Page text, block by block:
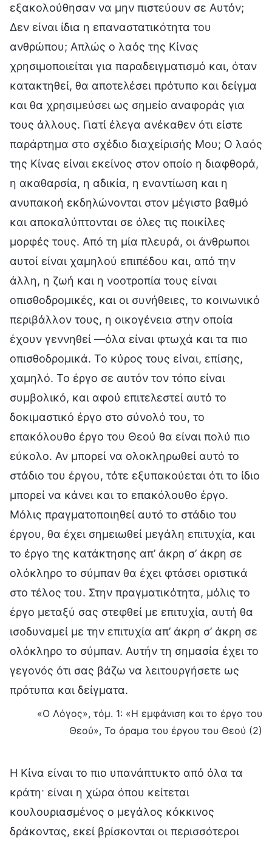
εξακολούθησαν να μην πιστεύουν σε Αυτόν;
Δεν είναι ίδια η επαναστατικότητα του
ανθρώπου; Απλώς ο λαός της Κίνας
χρησιμοποιείται για παραδειγματισμό και, όταν
κατακτηθεί, θα αποτελέσει πρότυπο και δείγμα
και θα χρησιμεύσει ως σημείο αναφοράς για
τους άλλους. Γιατί έλεγα ανέκαθεν ότι είστε
παράρτημα στο σχέδιο διαχείρισής Μου; Ο λαός
της Κίνας είναι εκείνος στον οποίο η διαφθορά,
η ακαθαρσία, η αδικία, η εναντίωση και η
ανυπακοή εκδηλώνονται στον μέγιστο βαθμό
και αποκαλύπτονται σε όλες τις ποικίλες
μορφές τους. Από τη μία πλευρά, οι άνθρωποι
αυτοί είναι χαμηλού επιπέδου και, από την
άλλη, η ζωή και η νοοτροπία τους είναι
οπισθοδρομικές, και οι συνήθειες, το κοινωνικό
περιβάλλον τους, η οικογένεια στην οποία
έχουν γεννηθεί —όλα είναι φτωχά και τα πιο
οπισθοδρομικά. Το κύρος τους είναι, επίσης,
χαμηλό. Το έργο σε αυτόν τον τόπο είναι
συμβολικό, και αφού επιτελεστεί αυτό το
δοκιμαστικό έργο στο σύνολό του, το
επακόλουθο έργο του Θεού θα είναι πολύ πιο
εύκολο. Αν μπορεί να ολοκληρωθεί αυτό το
στάδιο του έργου, τότε εξυπακούεται ότι το ίδιο
μπορεί να κάνει και το επακόλουθο έργο.
Μόλις πραγματοποιηθεί αυτό το στάδιο του
έργου, θα έχει σημειωθεί μεγάλη επιτυχία, και
το έργο της κατάκτησης απ’ άκρη σ’ άκρη σε
ολόκληρο το σύμπαν θα έχει φτάσει οριστικά
στο τέλος του. Στην πραγματικότητα, μόλις το
έργο μεταξύ σας στεφθεί με επιτυχία, αυτή θα
ισοδυναμεί με την επιτυχία απ’ άκρη σ’ άκρη σε
ολόκληρο το σύμπαν. Αυτήν τη σημασία έχει το
γεγονός ότι σας βάζω να λειτουργήσετε ως
πρότυπα και δείγματα.
«Ο Λόγος», τόμ. 1: «Η εμφάνιση και το έργο του
Θεού», Το όραμα του έργου του Θεού (2)
Η Κίνα είναι το πιο υπανάπτυκτο από όλα τα
κράτη· είναι η χώρα όπου κείτεται
κουλουριασμένος ο μεγάλος κόκκινος
δράκοντας, εκεί βρίσκονται οι περισσότεροι